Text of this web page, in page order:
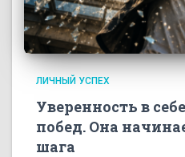
ЛИЧНЫЙ УСПЕХ
Уверенность в
побед. Она
шага